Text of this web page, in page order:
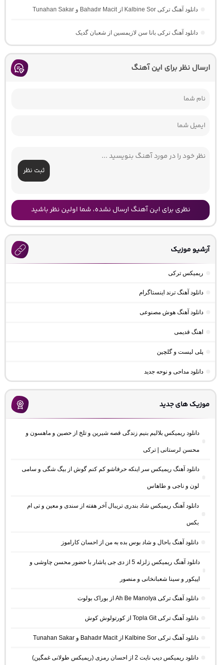
دانلود آهنگ ترکی Kalbine Sor از Bahadır Macit و Tunahan Sakar
دانلود آهنگ ترکی بانا سن لازیمسین از شعبان گدیک
ارسال نظر برای این آهنگ
ثبت نظر
نظری برای این آهنگ ارسال نشده، شما اولین نظر باشید
آرشیو موزیک
ریمیکس ترکی
دانلود آهنگ ترند اینستاگرام
دانلود آهنگ هوش مصنوعی
اهنگ قدیمی
پلی لیست و گلچین
دانلود مداحی و نوحه جدید
موزیک های جدید
دانلود ریمیکس بلالیم بنیم زندگی قصه شیرین و تلخ از حصین و ماهسون و
محسن لرستانی | ترکی
دانلود آهنگ ریمیکس سر اینکه حرفاشو کم کنم گوش از بیگ شگی و سامی
لون و ناجی و طاهاس
دانلود آهنگ ریمیکس شاد بندری تریبال آخر هفته از سندی و معین و تی ام
بکس
دانلود آهنگ باحال و شاد بوس بده به من از احسان کاراموز
دانلود آهنگ ریمیکس زلزله 5 از دی جی یاشار با حضور محسن چاوشی و
اپیکور و سینا شعبانخانی و منصور
دانلود آهنگ ترکی Ah Be Manolya از بوراک بولوت
دانلود آهنگ ترکی Topla Git از کورتولوش کوش
دانلود آهنگ ترکی Kalbine Sor از Bahadır Macit و Tunahan Sakar
دانلود ریمیکس دیپ نایت 2 از احسان رمزی (ریمیکس طولانی غمگین)